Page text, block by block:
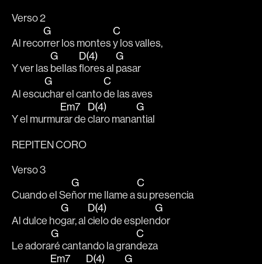
Verso 2
Al reco
G
rrer los montes
C
y los valles,
Y ver las
G
bellas
D(4)
flores al
G
pasar
Al escu
G
char el canto
C
de las aves
Y el murmu
Em7
rar de
D(4)
claro mana
G
ntial
REPITEN CORO
Verso 3
Cuando el Se
G
ñor me llame a
C
su presencia
Al dulce ho
G
gar, al
D(4)
cielo de esplen
G
dor
Le adora
G
ré cantando la gran
C
deza
Em7
D(4)
G